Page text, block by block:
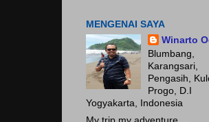
MENGENAI SAYA
Winarto
Blumbang,
Karangsari,
Pengasih,
Progo, D.I
Yogyakarta, Indonesia